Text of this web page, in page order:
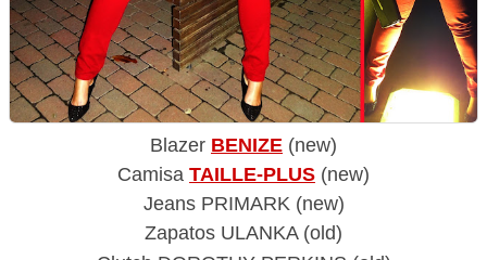
Blazer BENIZE (new)
Camisa TAILLE-PLUS (new)
Jeans PRIMARK (new)
Zapatos ULANKA (old)